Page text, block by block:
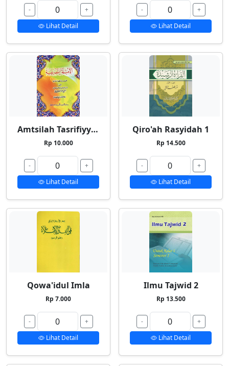
-
+
Lihat Detail
-
+
Lihat Detail
Amtsilah Tasrifiyyah Besar
Rp 10.000
-
+
Lihat Detail
Qiro'ah Rasyidah 1
Rp 14.500
-
+
Lihat Detail
Qowa'idul Imla
Rp 7.000
-
+
Lihat Detail
Ilmu Tajwid 2
Rp 13.500
-
+
Lihat Detail